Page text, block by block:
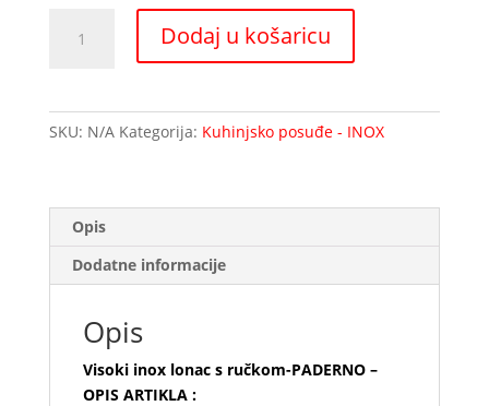
Dodaj u košaricu
SKU: N/A Kategorija: Kuhinjsko posuđe - INOX
Opis
Dodatne informacije
Opis
Visoki inox lonac s ručkom-PADERNO –
OPIS ARTIKLA :